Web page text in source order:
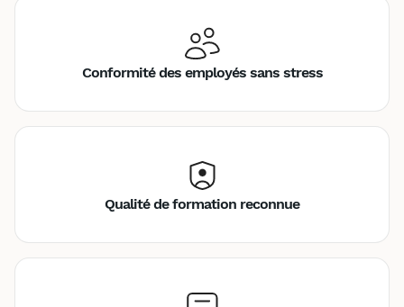
Conformité des employés sans stress
Qualité de formation reconnue